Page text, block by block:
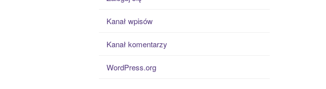
Kanał wpisów
Kanał komentarzy
WordPress.org